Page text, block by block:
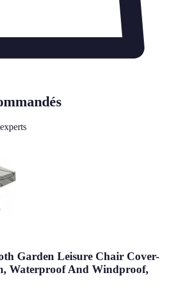
Garden Leisure Chair Cover-
Waterproof And Windproof,